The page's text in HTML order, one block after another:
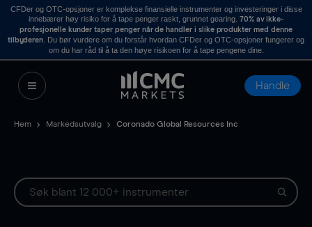
CFDer og OTC-opsjoner er komplekse finansielle instrumenter og investeringer i disse
innebærer høy risiko for å tape penger raskt, grunnet gearing. 70% av ikke-
profesjonelle kunder taper penger når de handler i slike produkter med denne
tilbyderen . Du bør vurdere om du forstår hvordan CFDer og OTC-opsjoner fungerer og
om du har råd til å ta den høye risikoen for å tape pengene dine.
Handle
Hem Markedsutvalg Coronado Global Resources Inc